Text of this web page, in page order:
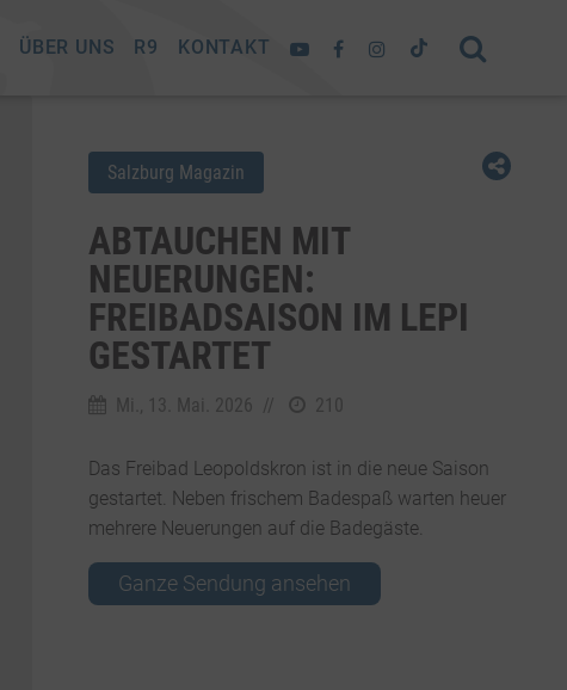
ÜBER UNS R9 KONTAKT
Salzburg Magazin
ABTAUCHEN MIT
NEUERUNGEN:
FREIBADSAISON IM LEPI
GESTARTET
Mi., 13. Mai. 2026 // 210
Das Freibad Leopoldskron ist in die neue Saison
gestartet. Neben frischem Badespaß warten heuer
mehrere Neuerungen auf die Badegäste.
Ganze Sendung ansehen